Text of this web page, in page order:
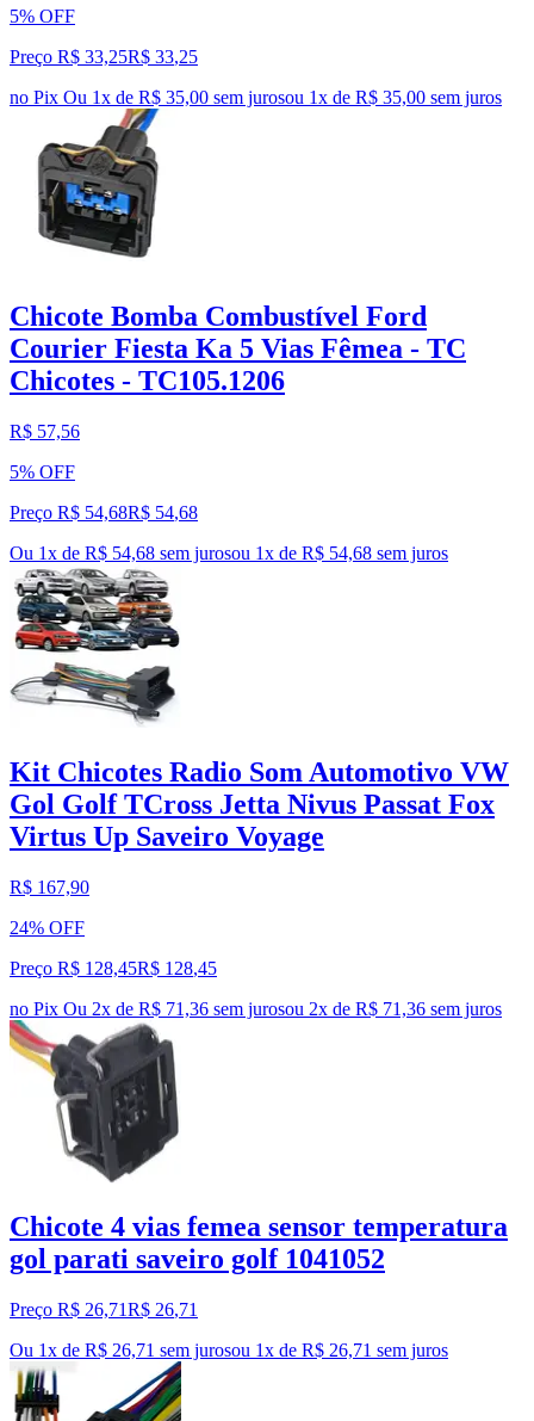
5% OFF
Preço R$ 33,25R$ 33,25
no Pix Ou 1x de R$ 35,00 sem jurosou 1x de R$ 35,00 sem juros
Chicote Bomba Combustível Ford
Courier Fiesta Ka 5 Vias Fêmea - TC
Chicotes - TC105.1206
R$ 57,56
5% OFF
Preço R$ 54,68R$ 54,68
Ou 1x de R$ 54,68 sem jurosou 1x de R$ 54,68 sem juros
Kit Chicotes Radio Som Automotivo VW
Gol Golf TCross Jetta Nivus Passat Fox
Virtus Up Saveiro Voyage
R$ 167,90
24% OFF
Preço R$ 128,45R$ 128,45
no Pix Ou 2x de R$ 71,36 sem jurosou 2x de R$ 71,36 sem juros
Chicote 4 vias femea sensor temperatura
gol parati saveiro golf 1041052
Preço R$ 26,71R$ 26,71
Ou 1x de R$ 26,71 sem jurosou 1x de R$ 26,71 sem juros